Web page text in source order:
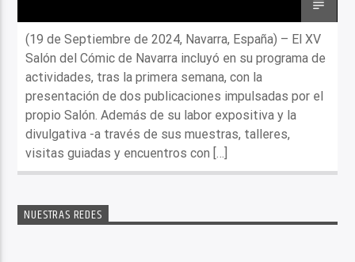
(19 de Septiembre de 2024, Navarra, España) – El XV
Salón del Cómic de Navarra incluyó en su programa de
actividades, tras la primera semana, con la
presentación de dos publicaciones impulsadas por el
propio Salón. Además de su labor expositiva y la
divulgativa -a través de sus muestras, talleres,
visitas guiadas y encuentros con […]
NUESTRAS REDES